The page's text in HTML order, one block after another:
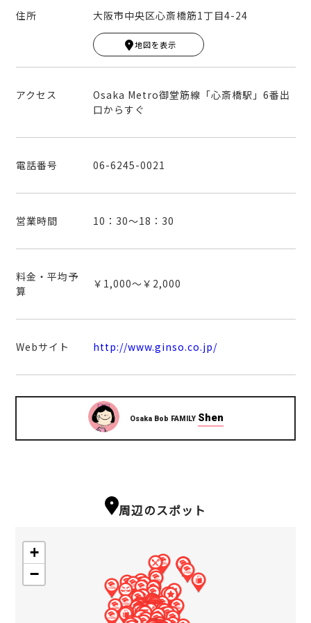
住所 大阪市中央区心斎橋筋1丁目4-24
−
Leaflet|© MapTiler © OpenStreetMap contribut
地図を表示
アクセス
Osaka Metro御堂筋線「心斎橋駅」6番出
口からすぐ
電話番号 06-6245-0021
営業時間 10：30～18：30
料金・平均予
算
￥1,000～￥2,000
Webサイト http://www.ginso.co.jp/
Osaka Bob FAMILY Shen
周辺のスポット
+
−